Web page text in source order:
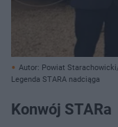
Autor: Powiat
Legenda STARA nadciąga
Konwój STARa